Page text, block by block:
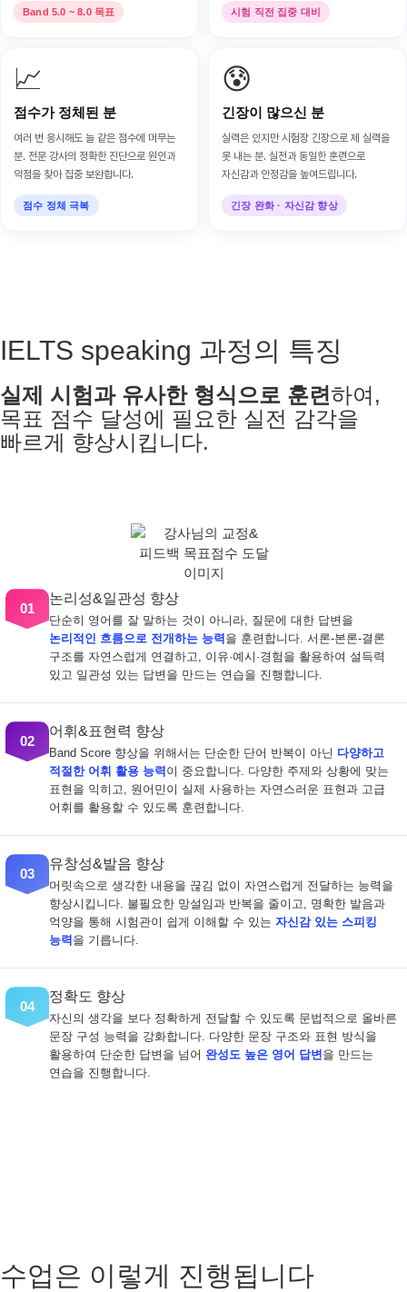
Band 5.0 ~ 8.0 목표 시험 직전 집중 대비
📈
점수가 정체된 분
여러 번 응시해도 늘 같은 점수에 머무는
분. 전문 강사의 정확한 진단으로 원인과
약점을 찾아 집중 보완합니다.
점수 정체 극복
😰
긴장이 많으신 분
실력은 있지만 시험장 긴장으로 제 실력을
못 내는 분. 실전과 동일한 훈련으로
자신감과 안정감을 높여드립니다.
긴장 완화 · 자신감 향상
IELTS speaking 과정의 특징
실제 시험과 유사한 형식으로 훈련하여,
목표 점수 달성에 필요한 실전 감각을
빠르게 향상시킵니다.
01
논리성&일관성 향상
단순히 영어를 잘 말하는 것이 아니라, 질문에 대한 답변을
논리적인 흐름으로 전개하는 능력 을 훈련합니다. 서론-본론-결론
구조를 자연스럽게 연결하고, 이유·예시·경험을 활용하여 설득력
있고 일관성 있는 답변을 만드는 연습을 진행합니다.
02
어휘&표현력 향상
Band Score 향상을 위해서는 단순한 단어 반복이 아닌 다양하고
적절한 어휘 활용 능력 이 중요합니다. 다양한 주제와 상황에 맞는
표현을 익히고, 원어민이 실제 사용하는 자연스러운 표현과 고급
어휘를 활용할 수 있도록 훈련합니다.
03
유창성&발음 향상
머릿속으로 생각한 내용을 끊김 없이 자연스럽게 전달하는 능력을
향상시킵니다. 불필요한 망설임과 반복을 줄이고, 명확한 발음과
억양을 통해 시험관이 쉽게 이해할 수 있는 자신감 있는 스피킹
능력 을 기릅니다.
04
정확도 향상
자신의 생각을 보다 정확하게 전달할 수 있도록 문법적으로 올바른
문장 구성 능력을 강화합니다. 다양한 문장 구조와 표현 방식을
활용하여 단순한 답변을 넘어 완성도 높은 영어 답변을 만드는
연습을 진행합니다.
수업은 이렇게 진행됩니다